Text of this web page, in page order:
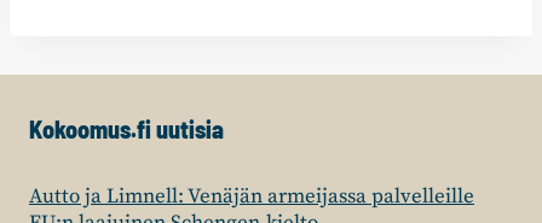
Kokoomus.fi uutisia
Autto ja Limnell: Venäjän armeijassa palvelleille